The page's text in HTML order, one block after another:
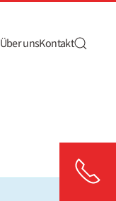
Über unsKontakt